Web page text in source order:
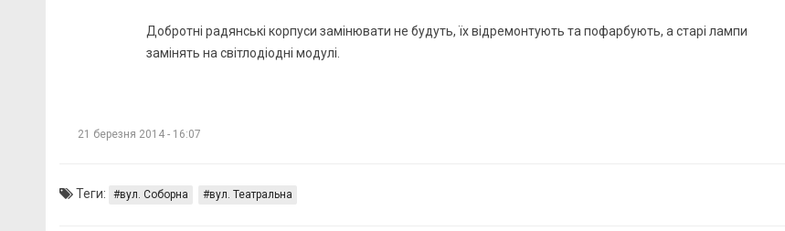
Добротні радянські корпуси замінювати не будуть, їх відремонтують та пофарбують, а старі лампи
замінять на світлодіодні модулі.
21 березня 2014 - 16:07
Теги: вул. Соборна вул. Театральна